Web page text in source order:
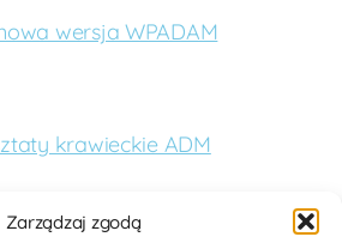
Zarządzaj zgodą
wersja WPADAM
krawieckie ADM
O nas